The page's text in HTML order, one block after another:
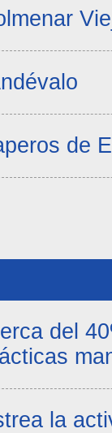
de
del
la